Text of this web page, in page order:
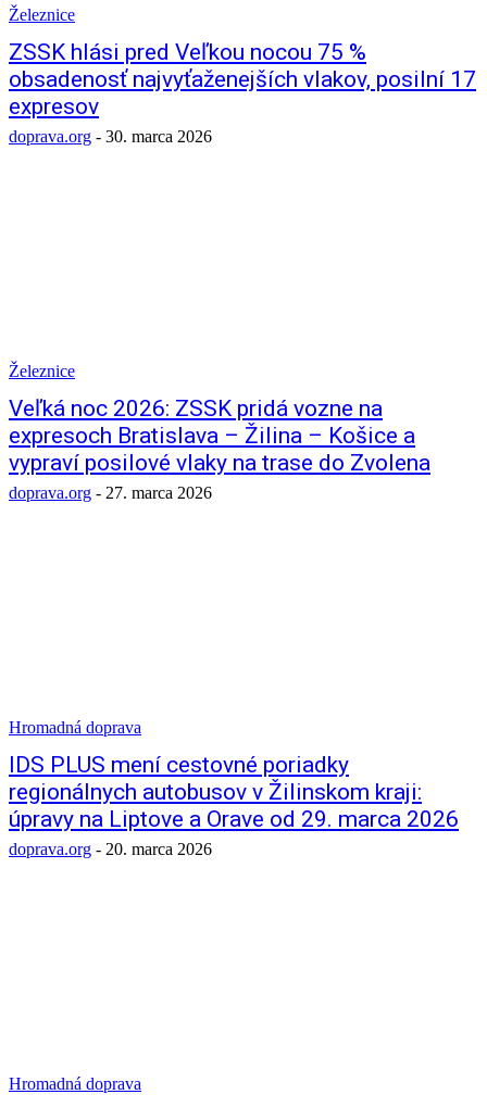
Železnice
ZSSK hlási pred Veľkou nocou 75 %
obsadenosť najvyťaženejších vlakov, posilní 17
expresov
doprava.org - 30. marca 2026
Železnice
Veľká noc 2026: ZSSK pridá vozne na
expresoch Bratislava – Žilina – Košice a
vypraví posilové vlaky na trase do Zvolena
doprava.org - 27. marca 2026
Hromadná doprava
IDS PLUS mení cestovné poriadky
regionálnych autobusov v Žilinskom kraji:
úpravy na Liptove a Orave od 29. marca 2026
doprava.org - 20. marca 2026
Hromadná doprava